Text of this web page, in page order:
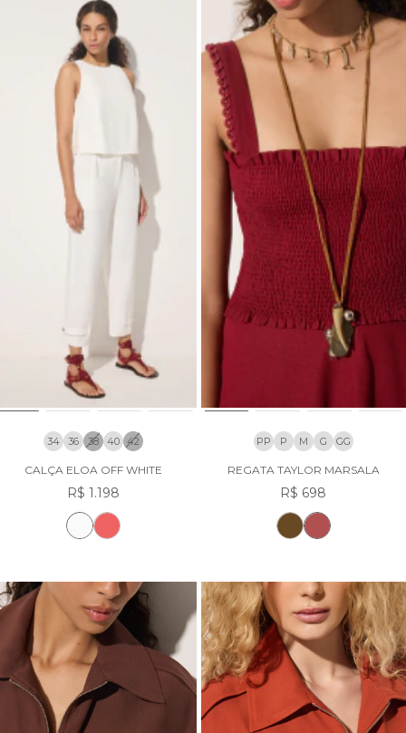
34 36 38 40 42
CALÇA ELOA OFF WHITE
R$ 1.198
PP P M G GG
REGATA TAYLOR MARSALA
R$ 698